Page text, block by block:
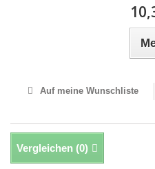
Auf meine Wunschliste
Vergleichen (0)